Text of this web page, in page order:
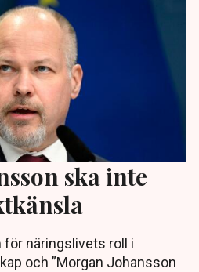
ska inte
näringslivets roll i
och ”Morgan Johansson